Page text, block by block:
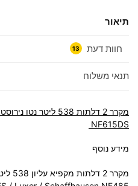
תיאור
חוות דעת 13
תנאי משלוח
NF615DS
מידע נוסף